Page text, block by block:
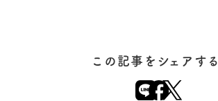
この記事をシェアする